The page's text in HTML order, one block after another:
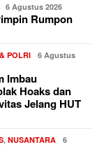
6 Agustus 2026
Rumpon
POLRI
6 Agustus
Imbau
Hoaks dan
Jelang HUT
,NUSANTARA
6